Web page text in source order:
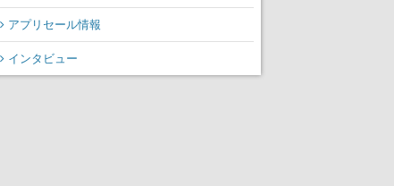
アプリセール情報
インタビュー